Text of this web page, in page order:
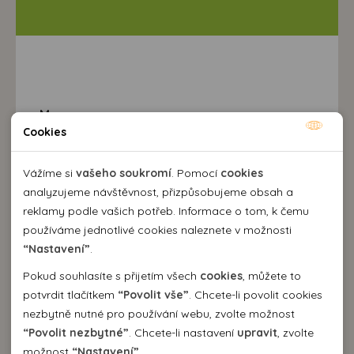
Mapa
Destinace a výlety
Cookies
Vážíme si vašeho soukromí. Pomocí cookies
analyzujeme návštěvnost, přizpůsobujeme obsah a
reklamy podle vašich potřeb. Informace o tom, k čemu
používáme jednotlivé cookies naleznete v možnosti
“Nastavení”.
Pokud souhlasíte s přijetím všech cookies, můžete to
potvrdit tlačítkem “Povolit vše”. Chcete-li povolit cookies
nezbytně nutné pro používání webu, zvolte možnost
“Povolit nezbytné”. Chcete-li nastavení upravit, zvolte
Nutné cookies pomáhají, aby byla webová stránka
použitelná tak, že umožní základní funkce jako navigace
stránky a přístup k zabezpečeným sekcím webové stránky.
Webová stránka nemůže správně fungovat bez těchto
cookies.
Analytické cookies
Pomocí analytických cookies můžeme měřit návštěvnost
našeho webu, zdroje návštěv, výkon reklam a také jejich
Personální cookies